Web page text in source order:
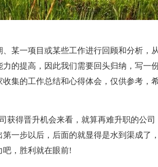
某一项目或某些工作进行回顾和分析，
的提高，因此我们需要回头归纳，写一
集的工作总结和心得体会，仅供参考，
获得晋升机会来看，就算再难升职的公
一步以后，后面的就显得是水到渠成了
吧，胜利就在眼前!